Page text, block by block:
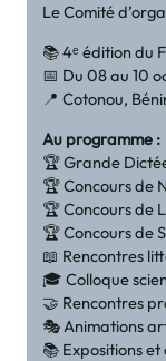
Le Comité
📚 4ᵉ édition du
📅 Du 08 au 10
📍 Cotonou,
Au programme :
🏆 Grande
🏆 Concours de
🏆 Concours de
🏆 Concours de
📖 Rencontres
🎓 Colloque
🤝 Rencontres
🎭 Animations
📚 Expositions